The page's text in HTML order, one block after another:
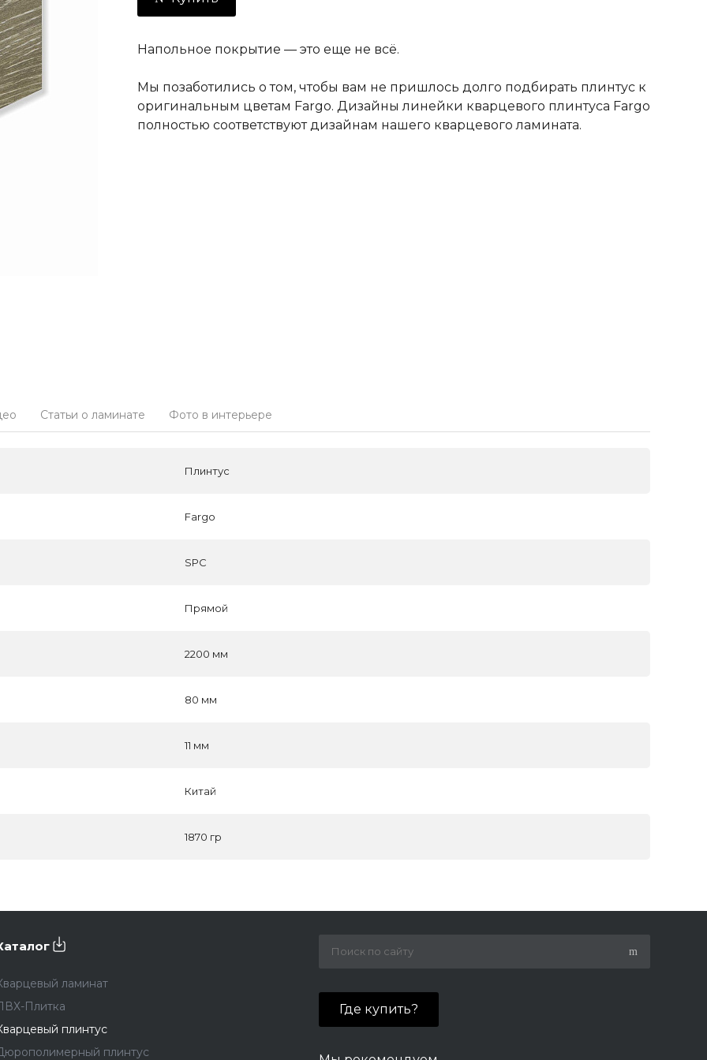
Напольное покрытие — это еще не всё.
Мы позаботились о том, чтобы вам не пришлось долго подбирать плинтус к
оригинальным цветам Fargo. Дизайны линейки кварцевого плинтуса Fargo
полностью соответствуют дизайнам нашего кварцевого ламината.
Статьи о ламинате Фото в интерьере
Плинтус
Fargo
SPC
Прямой
2200 мм
80 мм
11 мм
Китай
1870 гр
ламинат
Плитка
плинтус
плинтус
Где купить?